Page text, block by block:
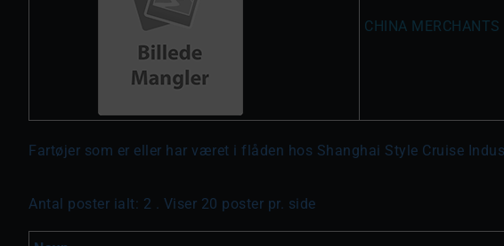
CHINA
Fartøjer som er eller har været i flåden hos Shanghai Style Cruise
Antal poster ialt: 2 . Viser 20 poster pr. side